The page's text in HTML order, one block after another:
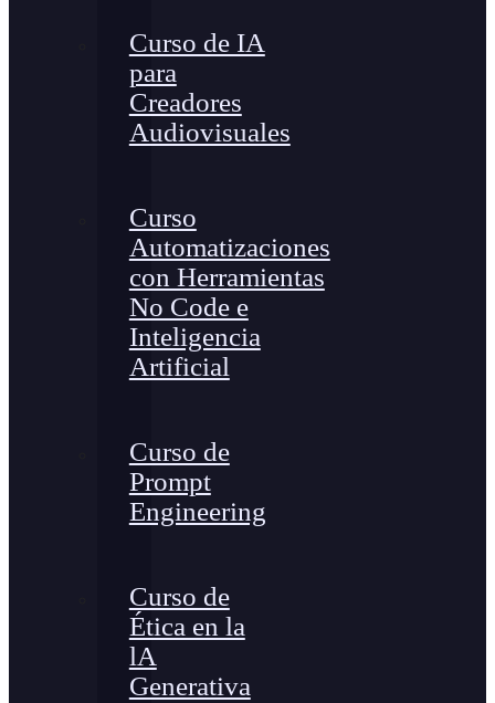
Curso de IA
para
Creadores
Audiovisuales
Curso
Automatizaciones
con Herramientas
No Code e
Inteligencia
Artificial
Curso de
Prompt
Engineering
Curso de
Ética en la
lA
Generativa